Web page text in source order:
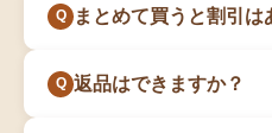
まとめて買うと割引は
返品はできますか？